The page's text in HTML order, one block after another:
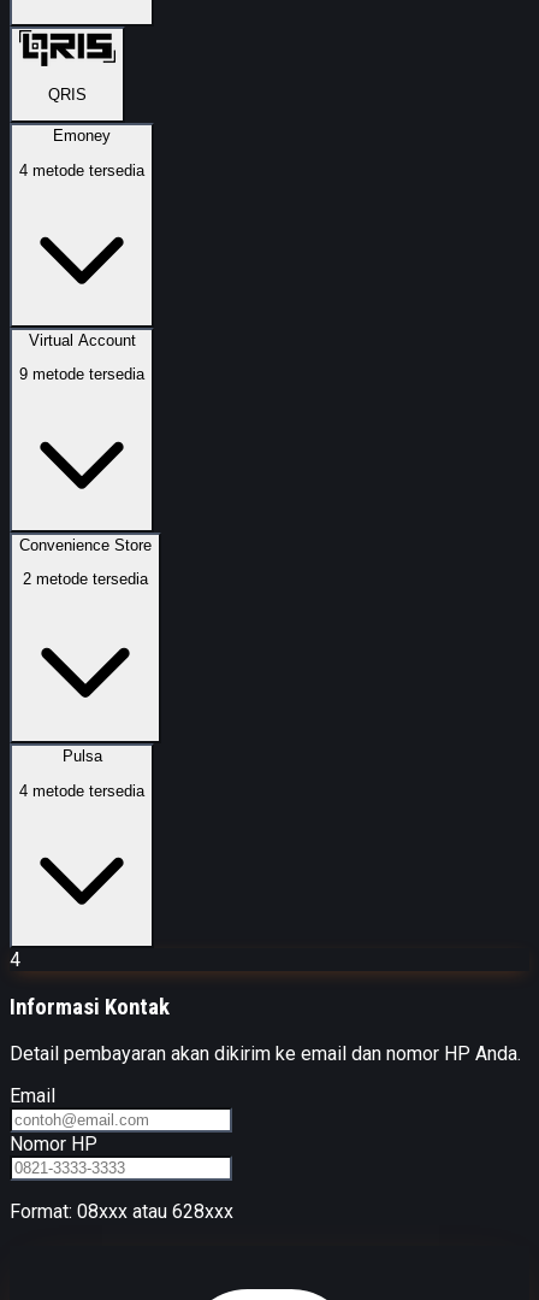
QRIS
Emoney
4 metode tersedia
Virtual Account
9 metode tersedia
Convenience Store
2 metode tersedia
Pulsa
4 metode tersedia
4
Informasi Kontak
Detail pembayaran akan dikirim ke email dan nomor HP Anda.
Email
Nomor HP
Format: 08xxx atau 628xxx